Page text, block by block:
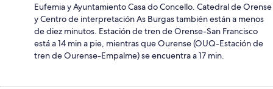
Eufemia y Ayuntamiento Casa do Concello. Catedral de Orense
y Centro de interpretación As Burgas también están a menos
de diez minutos. Estación de tren de Orense-San Francisco
está a 14 min a pie, mientras que Ourense (OUQ-Estación de
tren de Ourense-Empalme) se encuentra a 17 min.